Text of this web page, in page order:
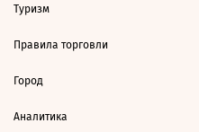
Туризм
Правила торговли
Город
Аналитика